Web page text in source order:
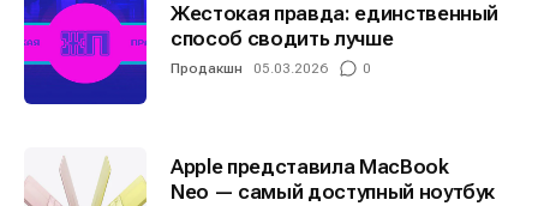
Жестокая правда: единственный
способ сводить лучше
Продакшн 05.03.2026 0
Apple представила MacBook
Neo — самый доступный ноутбук